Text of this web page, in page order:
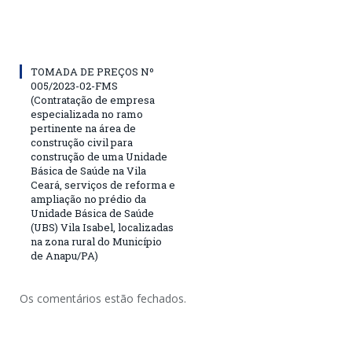
TOMADA DE PREÇOS Nº
005/2023-02-FMS
(Contratação de empresa
especializada no ramo
pertinente na área de
construção civil para
construção de uma Unidade
Básica de Saúde na Vila
Ceará, serviços de reforma e
ampliação no prédio da
Unidade Básica de Saúde
(UBS) Vila Isabel, localizadas
na zona rural do Município
de Anapu/PA)
Os comentários estão fechados.